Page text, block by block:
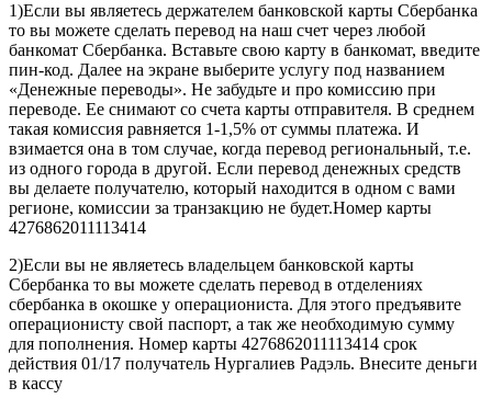
1)Если вы являетесь держателем банковской карты Сбербанка
то вы можете сделать перевод на наш счет через любой
банкомат Сбербанка. Вставьте свою карту в банкомат, введите
пин-код. Далее на экране выберите услугу под названием
«Денежные переводы». Не забудьте и про комиссию при
переводе. Ее снимают со счета карты отправителя. В среднем
такая комиссия равняется 1-1,5% от суммы платежа. И
взимается она в том случае, когда перевод региональный, т.е.
из одного города в другой. Если перевод денежных средств
вы делаете получателю, который находится в одном с вами
регионе, комиссии за транзакцию не будет.Номер карты
4276862011113414
2)Если вы не являетесь владельцем банковской карты
Сбербанка то вы можете сделать перевод в отделениях
сбербанка в окошке у операциониста. Для этого предъявите
операционисту свой паспорт, а так же необходимую сумму
для пополнения. Номер карты 4276862011113414 срок
действия 01/17 получатель Нургалиев Радэль. Внесите деньги
в кассу